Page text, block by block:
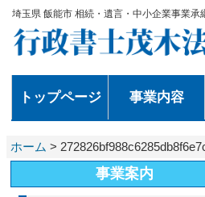
埼玉県 飯能市 相続・遺言・中小企業事業承
トップページ 事業内容
ホーム >
事業案内